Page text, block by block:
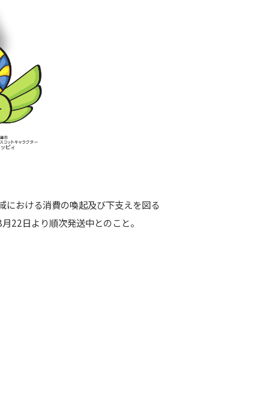
における消費の喚起及び下支えを図る
22日より順次発送中とのこと。